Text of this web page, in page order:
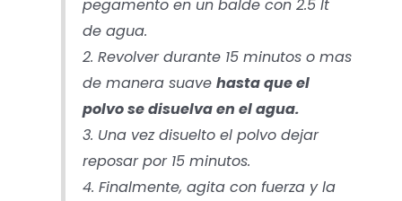
pegamento en un balde con 2.5 lt
de agua.
2. Revolver durante 15 minutos o mas
de manera suavehasta que el
polvo se disuelva en el agua.
3. Una vez disuelto el polvo dejar
reposar por 15 minutos.
4. Finalmente, agita con fuerza y la